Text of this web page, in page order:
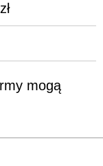
mogą